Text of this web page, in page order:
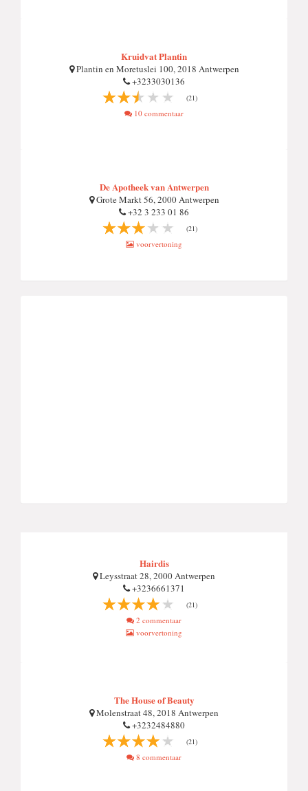
Kruidvat Plantin
Plantin en Moretuslei 100, 2018 Antwerpen
+3233030136
(21)
10 commentaar
De Apotheek van Antwerpen
Grote Markt 56, 2000 Antwerpen
+32 3 233 01 86
(21)
voorvertoning
Hairdis
Leysstraat 28, 2000 Antwerpen
+3236661371
(21)
2 commentaar
voorvertoning
The House of Beauty
Molenstraat 48, 2018 Antwerpen
+3232484880
(21)
8 commentaar